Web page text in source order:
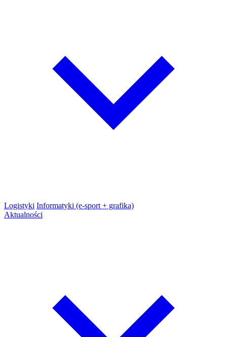
Logistyki Informatyki (e-sport + grafika)
Aktualności